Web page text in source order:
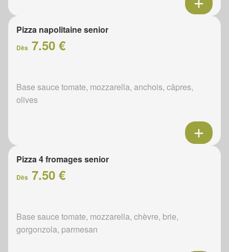
Pizza napolitaine senior
Dès 7.50 €
Base sauce tomate, mozzarella, anchois, câpres,
olives
Pizza 4 fromages senior
Dès 7.50 €
Base sauce tomate, mozzarella, chèvre, brie,
gorgonzola, parmesan